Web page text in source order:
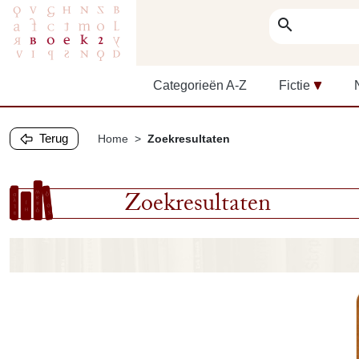
search
Categorieën A-Z Fictie
Terug Home Zoekresultaten
Zoekresultaten